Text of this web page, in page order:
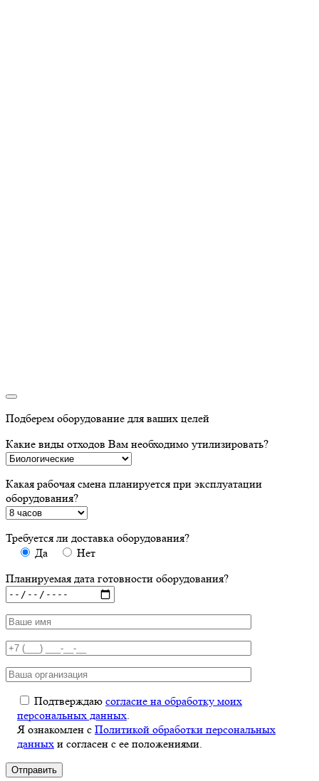
Подберем оборудование для ваших целей
Какие виды отходов Вам необходимо утилизировать?
Какая рабочая смена планируется при эксплуатации
оборудования?
Требуется ли доставка оборудования?
Да
Нет
Планируемая дата готовности оборудования?
Подтверждаю согласие на обработку моих
персональных данных
Я ознакомлен с Политикой обработки персональных
данных и согласен с ее положениями.